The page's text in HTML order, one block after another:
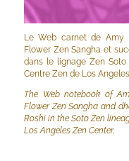
Le Web carnet de Amy
Flower Zen Sangha et
dans le lignage Zen
Centre Zen de Los Angeles.
The Web notebook of
Flower Zen Sangha and
Roshi in the Soto Zen
Los Angeles Zen Center.